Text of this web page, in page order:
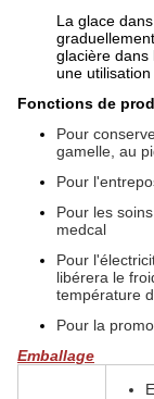
La glace
glacière dans
une
Fonctions de
Pour
gamelle, au
Pour
Pour les
medcal
Pour
libérera le
température
Pour la
Emballage